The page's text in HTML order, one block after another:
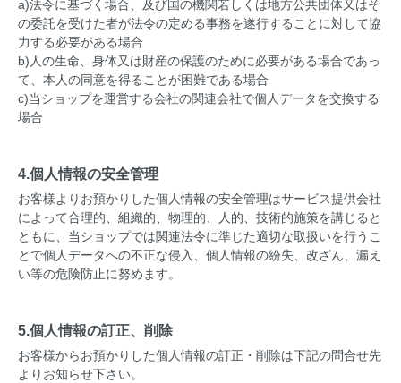
a)法令に基づく場合、及び国の機関若しくは地方公共団体又はそ
の委託を受けた者が法令の定める事務を遂行することに対して協
力する必要がある場合
b)人の生命、身体又は財産の保護のために必要がある場合であっ
て、本人の同意を得ることが困難である場合
c)当ショップを運営する会社の関連会社で個人データを交換する
場合
4.個人情報の安全管理
お客様よりお預かりした個人情報の安全管理はサービス提供会社
によって合理的、組織的、物理的、人的、技術的施策を講じると
ともに、当ショップでは関連法令に準じた適切な取扱いを行うこ
とで個人データへの不正な侵入、個人情報の紛失、改ざん、漏え
い等の危険防止に努めます。
5.個人情報の訂正、削除
お客様からお預かりした個人情報の訂正・削除は下記の問合せ先
よりお知らせ下さい。